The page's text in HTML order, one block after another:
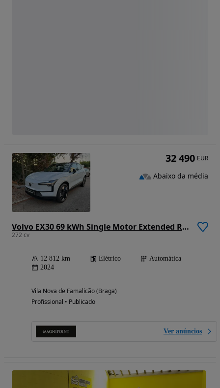
Volvo EX30 69 kWh Single Motor Extended Range Plus
272 cv
12 812 km Elétrico
Automática
2024
Vila Nova de Famalicão (Braga)
Profissional • Publicado
Ver anúncios
32 490 EUR
Abaixo da média